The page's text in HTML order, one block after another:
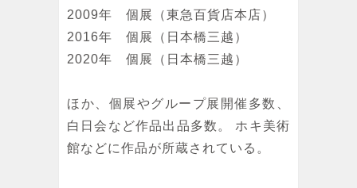
2009年 個展（東急百貨店本店）
2016年 個展（日本橋三越）
2020年 個展（日本橋三越）
ほか、個展やグループ展開催多数、
白日会など作品出品多数。 ホキ美術
館などに作品が所蔵されている。